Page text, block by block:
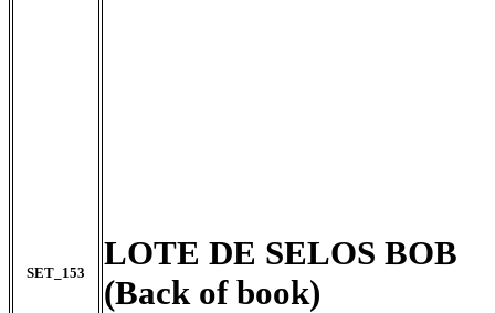
SET_153
LOTE DE SELOS BOB
(Back of book)